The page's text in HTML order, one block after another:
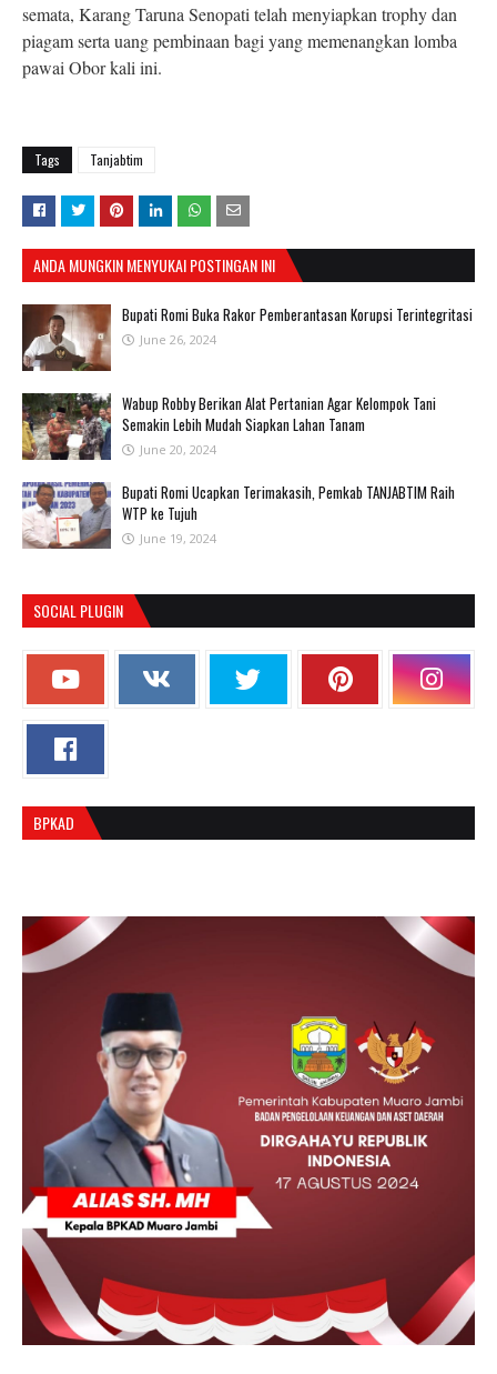
semata, Karang Taruna Senopati telah menyiapkan trophy dan
piagam serta uang pembinaan bagi yang memenangkan lomba
pawai Obor kali ini.
Tags Tanjabtim
ANDA MUNGKIN MENYUKAI POSTINGAN INI
Bupati Romi Buka Rakor Pemberantasan Korupsi Terintegritasi
June 26, 2024
Wabup Robby Berikan Alat Pertanian Agar Kelompok Tani
Semakin Lebih Mudah Siapkan Lahan Tanam
June 20, 2024
Bupati Romi Ucapkan Terimakasih, Pemkab TANJABTIM Raih
WTP ke Tujuh
June 19, 2024
SOCIAL PLUGIN
BPKAD